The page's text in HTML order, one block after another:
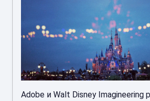
Adobe и Walt Disney Imagineering